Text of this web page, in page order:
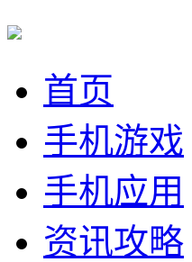
首页
手机游戏
手机应用
资讯攻略